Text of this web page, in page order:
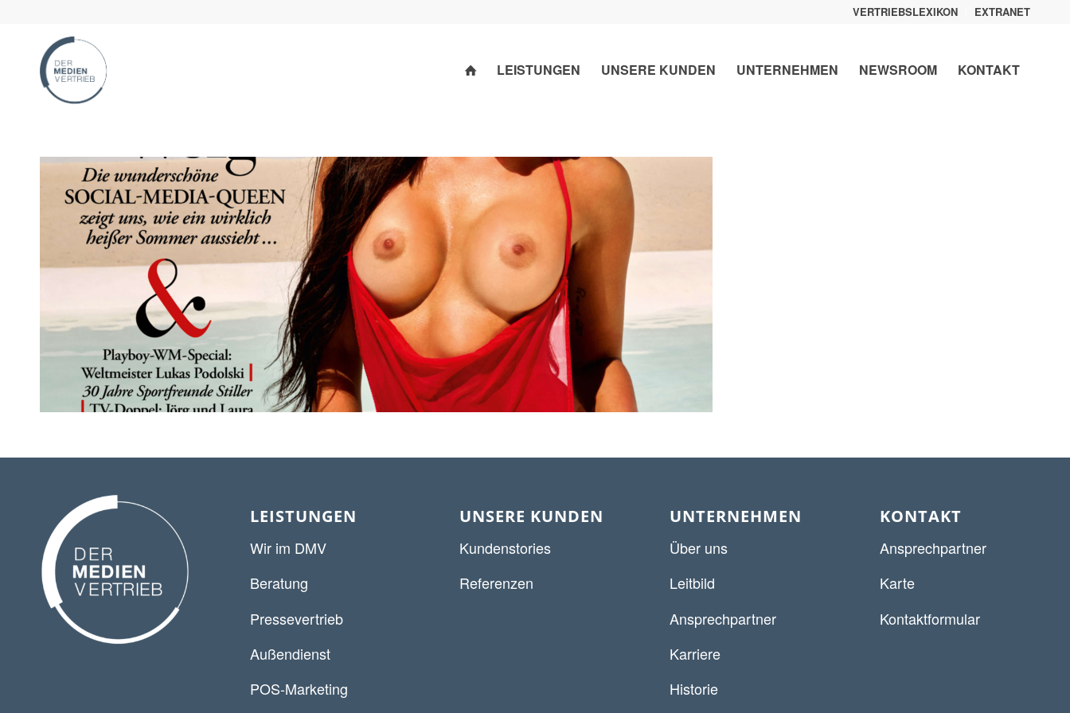
VERTRIEBSLEXIKON EXTRANET
LEISTUNGEN UNSERE KUNDEN UNTERNEHMEN NEWSROOM KONTAKT
LEISTUNGEN
Wir im DMV
Beratung
Pressevertrieb
Außendienst
POS-Marketing
UNSERE KUNDEN
Kundenstories
Referenzen
UNTERNEHMEN
Über uns
Leitbild
Ansprechpartner
Karriere
Historie
KONTAKT
Ansprechpartner
Karte
Kontaktformular